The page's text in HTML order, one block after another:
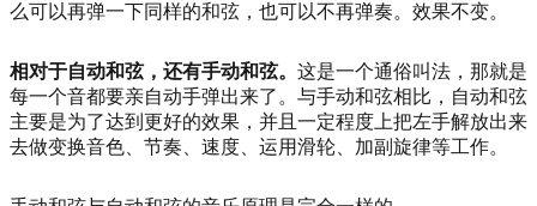
么可以再弹一下同样的和弦，也可以不再弹奏。效果不变。
相对于自动和弦，还有手动和弦。 这是一个通俗叫法，那就是
每一个音都要亲自动手弹出来了。与手动和弦相比，自动和弦
主要是为了达到更好的效果，并且一定程度上把左手解放出来
去做变换音色、节奏、速度、运用滑轮、加副旋律等工作。